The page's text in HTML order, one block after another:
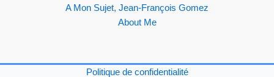
A Mon Sujet, Jean-François Gomez
About Me
Politique de confidentialité